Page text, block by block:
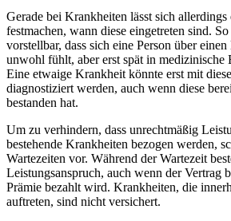
Gerade bei Krankheiten lässt sich
festmachen, wann diese eingetreten sind.
vorstellbar, dass sich eine Person über
unwohl fühlt, aber erst spät in medizinische
Eine etwaige Krankheit könnte erst mit
diagnostiziert werden, auch wenn diese
bestanden hat.
Um zu verhindern, dass unrechtmäßig
bestehende Krankheiten bezogen werden,
Wartezeiten vor. Während der Wartezeit
Leistungsanspruch, auch wenn der Vertrag
Prämie bezahlt wird. Krankheiten, die
auftreten, sind nicht versichert.